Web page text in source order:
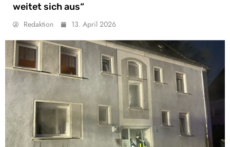
weitet sich aus“
Redaktion 13. April 2026